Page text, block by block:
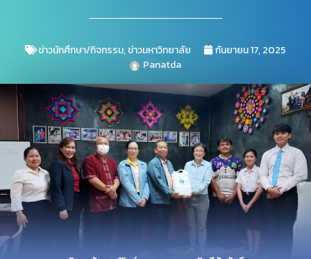
ข่าวนักศึกษา/กิจกรรม,ข่าวมหาวิทยาลัย
กันยายน 17, 2025
Panatda